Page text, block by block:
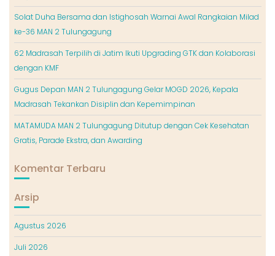
Solat Duha Bersama dan Istighosah Warnai Awal Rangkaian Milad
ke-36 MAN 2 Tulungagung
62 Madrasah Terpilih di Jatim Ikuti Upgrading GTK dan Kolaborasi
dengan KMF
Gugus Depan MAN 2 Tulungagung Gelar MOGD 2026, Kepala
Madrasah Tekankan Disiplin dan Kepemimpinan
MATAMUDA MAN 2 Tulungagung Ditutup dengan Cek Kesehatan
Gratis, Parade Ekstra, dan Awarding
Komentar Terbaru
Arsip
Agustus 2026
Juli 2026